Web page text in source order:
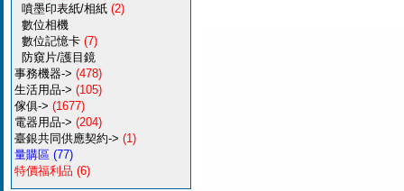
噴墨印表紙/相紙 (2)
數位相機
數位記憶卡 (7)
防窺片/護目鏡
事務機器-> (478)
生活用品-> (105)
傢俱-> (1677)
電器用品-> (204)
臺銀共同供應契約-> (1)
量購區 (77)
特價福利品 (6)